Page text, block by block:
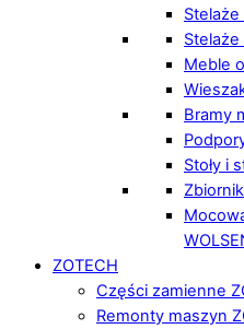
Meble
Bramy
Stoły i
ZOTECH
Części zamienne
Remonty maszyn